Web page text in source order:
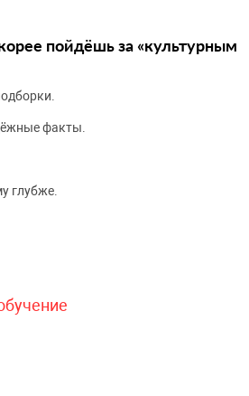
пойдёшь за «культурным
факты.
глубже.